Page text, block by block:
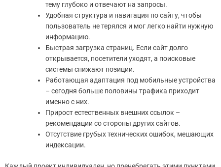
тему глубоко и отвечают на запросы.
Удобная структура и навигация по сайту, чтобы
пользователь не терялся и мог легко найти нужную
информацию.
Быстрая загрузка страниц. Если сайт долго
открывается, посетители уходят, а поисковые
системы снижают позиции.
Работающая адаптация под мобильные устройства
– сегодня больше половины трафика приходит
именно с них.
Прирост естественных внешних ссылок –
рекомендации со стороны других сайтов.
Отсутствие грубых технических ошибок, мешающих
индексации.